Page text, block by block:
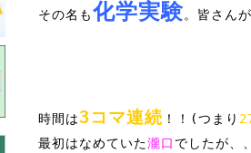
その名も化学実験。皆さん
時間は3コマ連続 ！！(つまり
最初はなめていた瀧口 でしたが、、